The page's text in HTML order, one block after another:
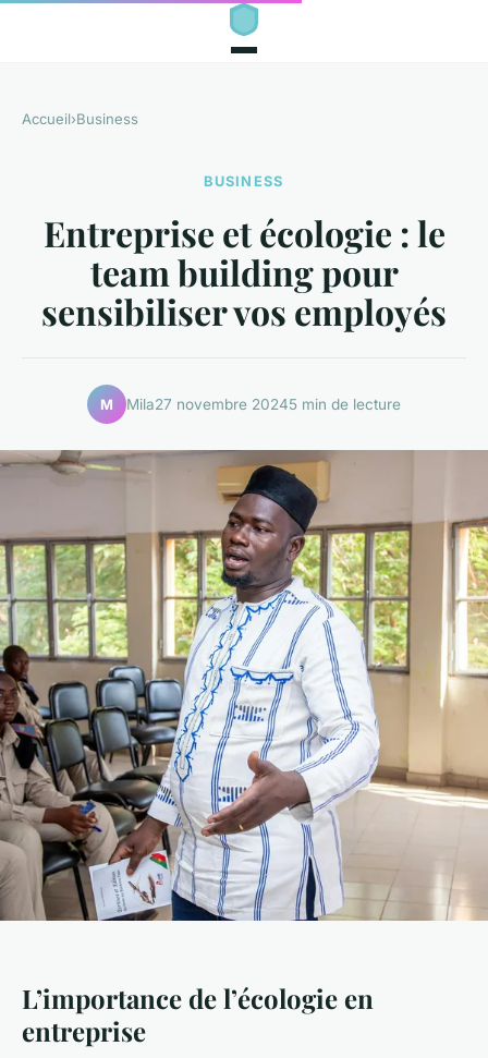
Accueil›Business
BUSINESS
Entreprise et écologie : le
team building pour
sensibiliser vos employés
M Mila27 novembre 20245 min de lecture
L’importance de l’écologie en
entreprise